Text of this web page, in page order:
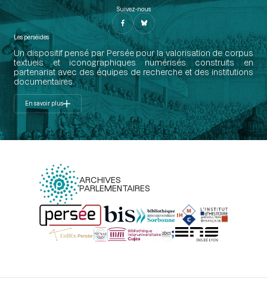
Suivez-nous
Les perséides
Un dispositif pensé par Persée pour la valorisation de corpus
textuels et iconographiques numérisés construits en
partenariat avec des équipes de recherche et des institutions
documentaires.
En savoir plus
ARCHIVES
PARLEMENTAIRES
Menu